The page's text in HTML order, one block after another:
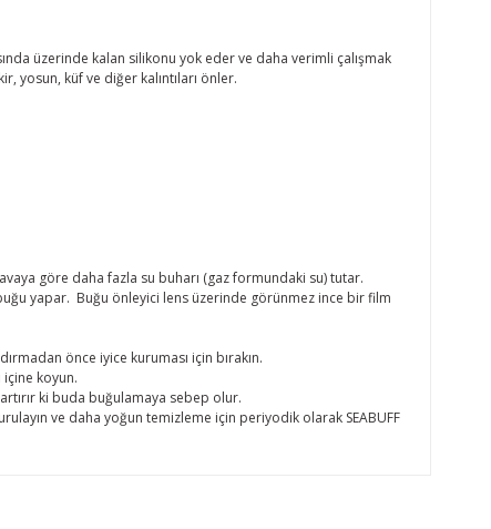
üzerinde kalan silikonu yok eder ve daha verimli çalışmak
yosun, küf ve diğer kalıntıları önler.
göre daha fazla su buharı (gaz formundaki su) tutar.
yapar. Buğu önleyici lens üzerinde görünmez ince bir film
önce iyice kuruması için bırakın.
koyun.
artırır ki buda buğulamaya sebep olur.
ve daha yoğun temizleme için periyodik olarak SEABUFF